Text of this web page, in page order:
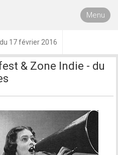
Menu
17 février 2016
& Zone Indie - du